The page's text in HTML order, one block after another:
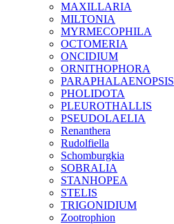
MAXILLARIA
MILTONIA
MYRMECOPHILA
OCTOMERIA
ONCIDIUM
ORNITHOPHORA
PARAPHALAENOPSIS
PHOLIDOTA
PLEUROTHALLIS
PSEUDOLAELIA
Renanthera
Rudolfiella
Schomburgkia
SOBRALIA
STANHOPEA
STELIS
TRIGONIDIUM
Zootrophion